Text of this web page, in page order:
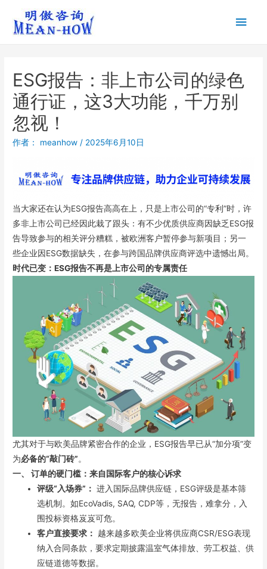
ESG报告：非上市公司的绿色
通行证，这3大功能，千万别
忽视！
作者： meanhow / 2025年6月10日
当大家还在认为ESG报告高高在上，只是上市公司的“专利”时，许
多非上市公司已经因此栽了跟头：有不少优质供应商因缺乏ESG报
告导致参与的相关评分糟糕，被欧洲客户暂停参与新项目；另一
些企业因ESG数据缺失，在参与跨国品牌供应商评选中遗憾出局。
时代已变：ESG报告不再是上市公司的专属责任
尤其对于与欧美品牌紧密合作的企业，ESG报告早已从“加分项”变
为必备的“敲门砖”。
一、 订单的硬门槛：来自国际客户的核心诉求
评级“入场券”： 进入国际品牌供应链，ESG评级是基本筛
选机制。如EcoVadis, SAQ, CDP等，无报告，难拿分，入
围投标资格岌岌可危。
客户直接要求：
越来越多欧美企业将供应商CSR/ESG表现
纳入合同条款，要求定期披露温室气体排放、劳工权益、供
应链道德等数据。